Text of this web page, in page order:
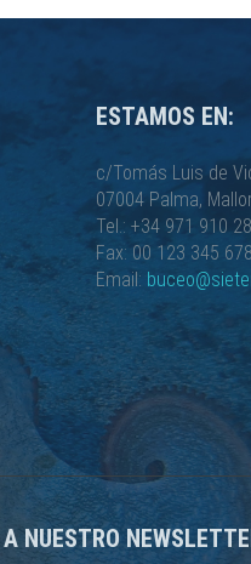
ESTAMOS EN:
c/Tomás Luis de
07004 Palma,
Tel.: +34 971 910
Fax: 00 123 345 678
Email:
NUESTRO